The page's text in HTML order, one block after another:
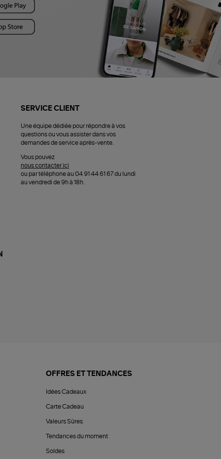
SERVICE CLIENT
Une équipe dédiée pour répondre à vos
questions ou vous assister dans vos
demandes de service après-vente.
Vous pouvez
nous contacter ici
ou par téléphone au 04 91 44 61 67 du lundi
au vendredi de 9h à 18h.
OFFRES ET TENDANCES
Idées Cadeaux
Carte Cadeau
Valeurs Sûres
Tendances du moment
Soldes